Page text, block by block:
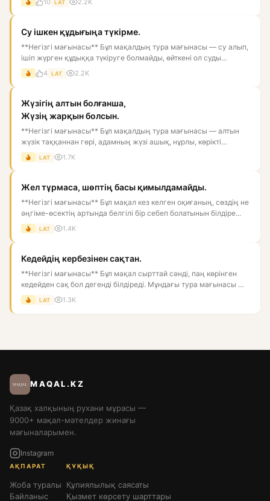
10 LAT 2.2K
Су ішкен құдығыңа түкірме.
**Негізгі мағынасы** Бұл мақалдың тура мағынасы — су алып,
ішіп жүрген құдыққа түкіруге болмайды, өйткені ол суды
ластай...
4 LAT 2.2K
Жүзігің алтын болғанша,
Жүзің жарқын болсын.
**Негізгі мағынасы** Бұл мақалдың тура мағынасы — алтын
жүзік таққаннан гөрі, адамның жүзі ашық, нұрлы, көрікті
болғаны...
LAT 1.7K
Жел тұрмаса, шөптің басы қимылдамайды.
**Негізгі мағынасы** Бұл мақал кез келген оқиғаның, сөздің не
әңгіме-өсектің артында белгілі бір себеп болатынын білдіре...
LAT 1.4K
Кедейдің кербезінен сақтан.
**Негізгі мағынасы** Бұл мақал сырттай сәнді, паң көрінген
кедейден сақ бол дегенді білдіреді. Мұндағы тура мағынасы —
к...
LAT 1.3K
MAQAL.KZ
Қазақ халқының рухани мұрасы —
9000+ мақал-мәтелдер жинағы
мағыналарымен.
Instagram
АҚПАРАТ
Жоба туралы
Байланыс
ҚҰҚЫҚ
Құпиялылық саясаты
Қызмет көрсету шарттары